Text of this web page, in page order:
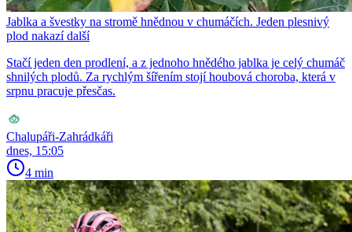
Jablka a švestky na stromě hnědnou v chumáčích. Jeden plesnivý
plod nakazí další
Stačí jeden den prodlení, a z jednoho hnědého jablka je celý chumáč
shnilých plodů. Za rychlým šířením stojí houbová choroba, která v
srpnu pracuje přesčas.
Chalupáři-Zahrádkáři
dnes, 15:05
4 min